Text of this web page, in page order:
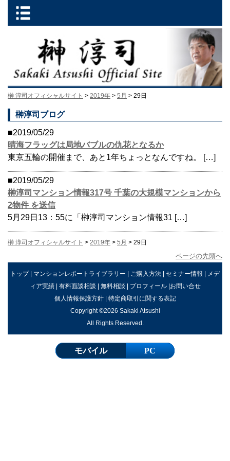
榊 淳司オフィシャルサイト > 2019年 > 5月 > 29日
榊淳司ブログ
■2019/05/29
晴海フラッグは局地バブルの仇花となるか
東京五輪の開催まで、あと1年ちょっとなんですね。 […]
■2019/05/29
榊淳司マンション情報317号 千葉の大規模マンションから
2物件 を送信
5月29日13：55に「榊淳司マンション情報31 […]
榊 淳司オフィシャルサイト > 2019年 > 5月 > 29日
ページの先頭へ
トップ| マンションレポートライブラリー | ご購入方法 | セミナー情報 | メデ
ィア実績| 有料面談相談 | 無料相談 | プロフィール|お問い合せ
個人情報保護方針| 特定商取引に関する表記
Copyright ©2026 Sakaki Atsushi
All Rights Reserved.
モバイル PC